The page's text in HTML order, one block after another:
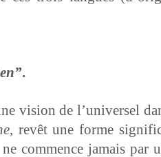
.
vision de l’u­ni­versel
, revêt une forme
com­mence jamais par